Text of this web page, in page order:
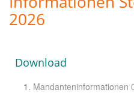
2026
Download
Mandanteninformationen